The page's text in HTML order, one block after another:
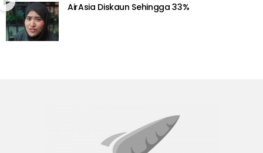
AirAsia Diskaun Sehingga 33%